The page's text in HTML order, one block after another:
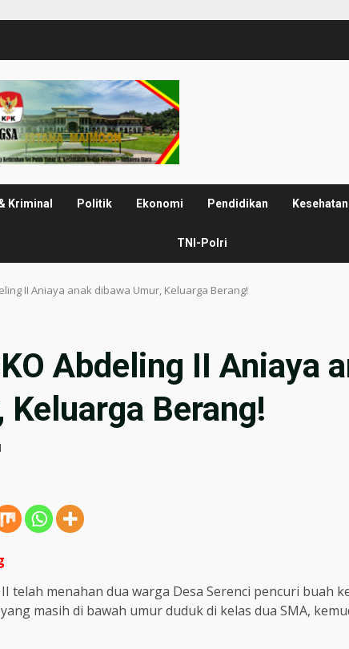
Kriminal Politik Ekonomi Pendidikan Kesehatan
TNI-Polri
II Aniaya anak dibawa Umur, Keluarga Berang!
Abdeling II Aniaya
Keluarga Berang!
telah menahan dua warga Desa Serenci pencuri buah
masih di bawah umur duduk di kelas dua SMA,